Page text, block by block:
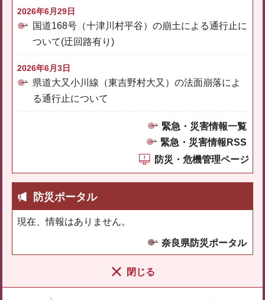
2026年6月29日
国道168号（十津川村平谷）の崩土による通行止に
ついて(迂回路有り)
2026年6月3日
県道大又小川線（東吉野村大又）の法面崩落によ
る通行止について
緊急・災害情報一覧
緊急・災害情報RSS
防災・危機管理ページ
防災ポータル
現在、情報はありません。
奈良県防災ポータル
閉じる